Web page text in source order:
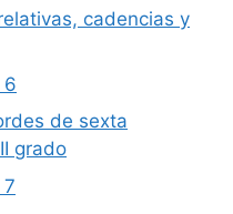
cadencias y
6
de sexta
grado